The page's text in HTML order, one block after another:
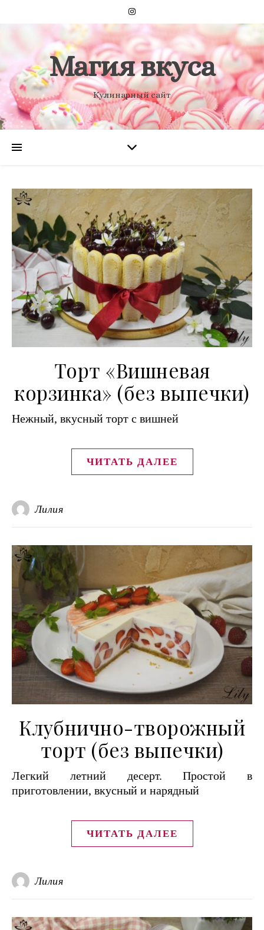
Магия вкуса
Кулинарный сайт
Торт «Вишневая
корзинка» (без выпечки)
Нежный, вкусный торт с вишней
ЧИТАТЬ ДАЛЕЕ
Лилия
Клубнично-творожный
торт (без выпечки)
Легкий летний десерт. Простой в
приготовлении, вкусный и нарядный
ЧИТАТЬ ДАЛЕЕ
Лилия